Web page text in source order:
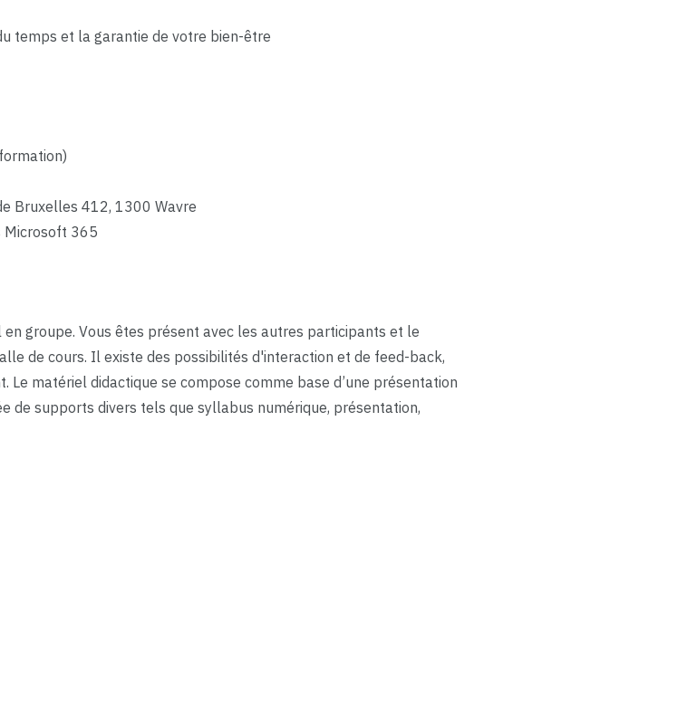
temps et la garantie de votre bien-être
Bruxelles 412, 1300 Wavre
Microsoft 365
groupe. Vous êtes présent avec les autres participants et le
de cours. Il existe des possibilités d'interaction et de feed-back,
Le matériel didactique se compose comme base d’une présentation
de supports divers tels que syllabus numérique, présentation,